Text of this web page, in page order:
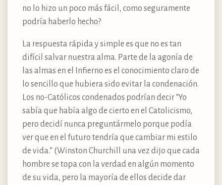
no lo hizo un poco más fácil, como seguramente
podría haberlo hecho?
La respuesta rápida y simple es que no es tan
difícil salvar nuestra alma. Parte de la agonía de
las almas en el Infierno es el conocimiento claro de
lo sencillo que hubiera sido evitar la condenación.
Los no-Católicos condenados podrían decir “Yo
sabía que había algo de cierto en el Catolicismo,
pero decidí nunca preguntármelo porque podía
ver que en el futuro tendría que cambiar mi estilo
de vida.” (Winston Churchill una vez dijo que cada
hombre se topa con la verdad en algún momento
de su vida, pero la mayoría de ellos decide dar